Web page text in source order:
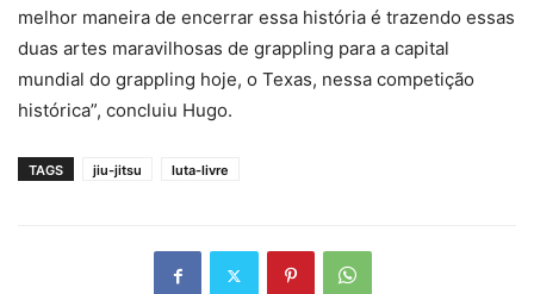
melhor maneira de encerrar essa história é trazendo essas
duas artes maravilhosas de grappling para a capital
mundial do grappling hoje, o Texas, nessa competição
histórica”, concluiu Hugo.
TAGS jiu-jitsu luta-livre